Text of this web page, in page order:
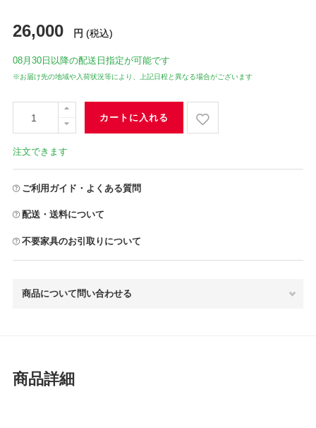
26,000 円 (税込)
08月30日 以降の配送日指定が可能です
※お届け先の地域や入荷状況等により、上記日程と異なる場合がございます
カートに入れる
注文できます
ご利用ガイド・よくある質問
配送・送料について
不要家具のお引取りについて
商品について問い合わせる
商品詳細